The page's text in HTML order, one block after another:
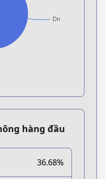
hàng đầu
36.68%